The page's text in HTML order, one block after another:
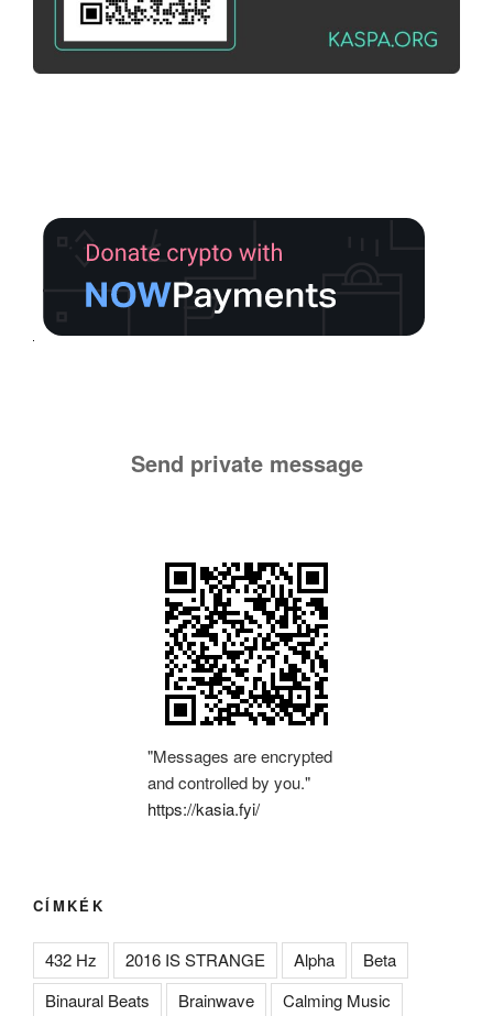
Send private message
"Messages are encrypted
and controlled by you."
https://kasia.fyi/
CÍMKÉK
432 Hz 2016 IS STRANGE Alpha
Beta
Binaural Beats
Brainwave Calming Music